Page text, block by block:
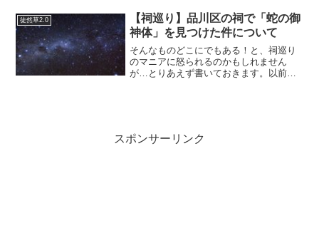
て、まだ今日も１日家でゆ...
徒然草2.0
【祠巡り】品川区の祠で「蛇の御
神体」を見つけた件について
そんなものどこにでもある！と、祠巡り
のマニアに怒られるのかもしれません
が…とりあえず書いておきます。以前、
スポンサーリンク